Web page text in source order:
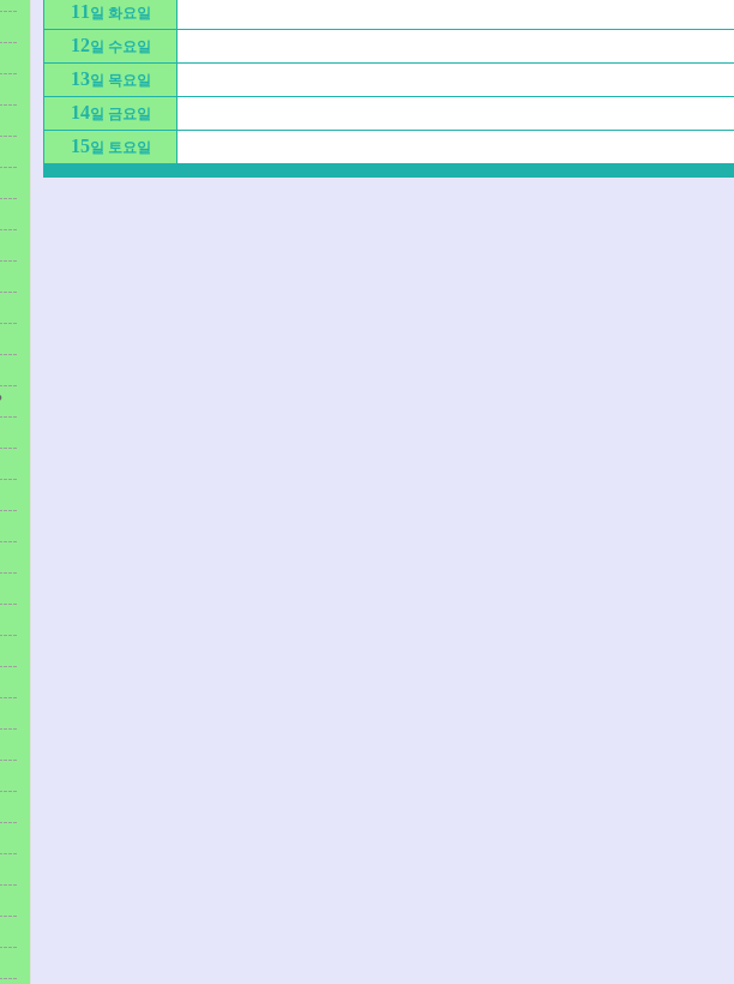
11 일 화요일
12일 수요일
13일 목요일
14일 금요일
15일 토요일